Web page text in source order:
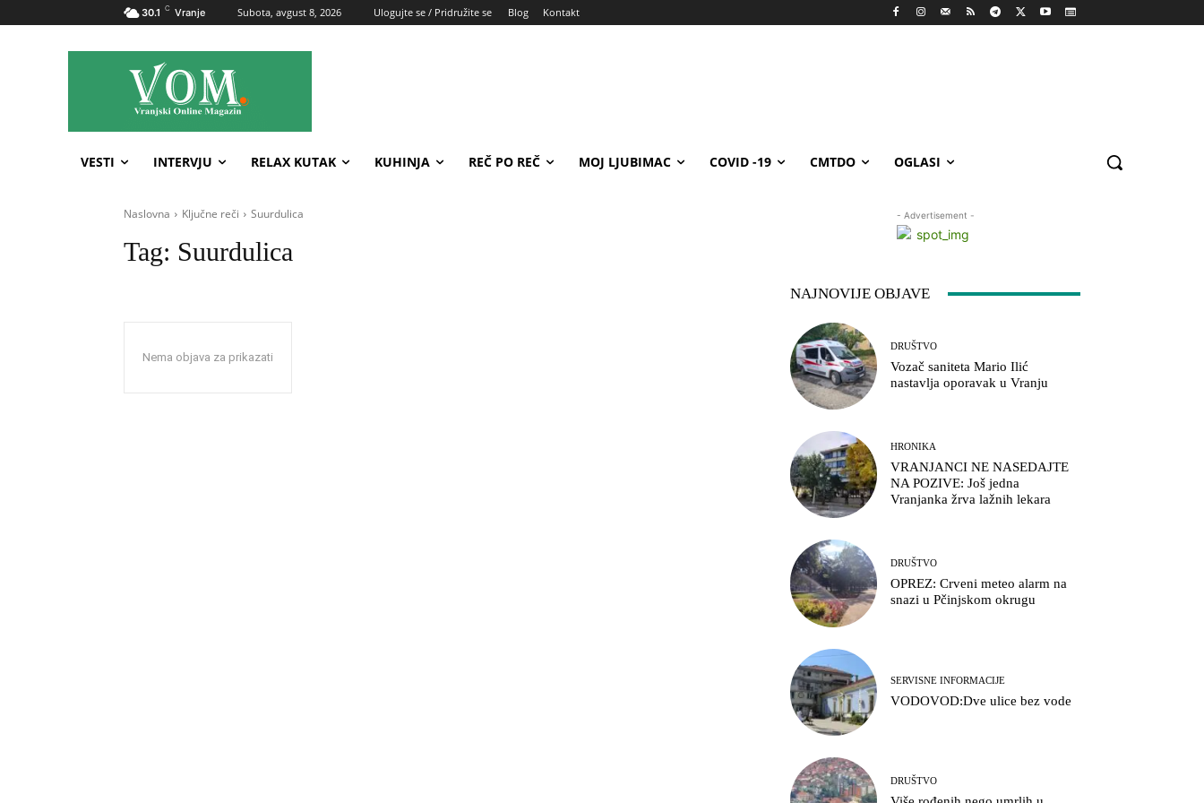
30.1 C Vranje Subota, avgust 8, 2026 Ulogujte se / Pridružite se Blog Kontakt
VESTI INTERVJU RELAX KUTAK KUHINJA REČ PO REČ MOJ LJUBIMAC COVID -19 CMTDO OGLASI
Naslovna Ključne reči Suurdulica
Tag: Suurdulica
Nema objava za prikazati
- Advertisement -
NAJNOVIJE OBJAVE
DRUŠTVO
Vozač saniteta Mario Ilić
nastavlja oporavak u Vranju
HRONIKA
VRANJANCI NE NASEDAJTE
NA POZIVE: Još jedna
Vranjanka žrva lažnih lekara
DRUŠTVO
OPREZ: Crveni meteo alarm na
snazi u Pčinjskom okrugu
SERVISNE INFORMACIJE
VODOVOD:Dve ulice bez vode
DRUŠTVO